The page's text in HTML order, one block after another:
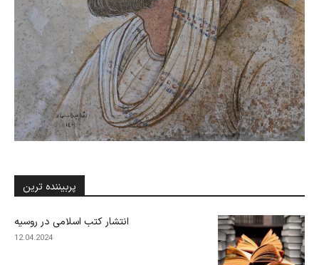
پربیننده ترین
انتشار کتب اسلامی در روسیه
12.04.2024